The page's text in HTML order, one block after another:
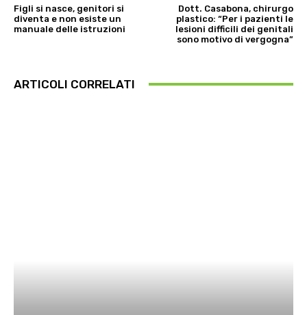
Figli si nasce, genitori si
diventa e non esiste un
manuale delle istruzioni
Dott. Casabona, chirurgo
plastico: “Per i pazienti le
lesioni difficili dei genitali
sono motivo di vergogna”
ARTICOLI CORRELATI